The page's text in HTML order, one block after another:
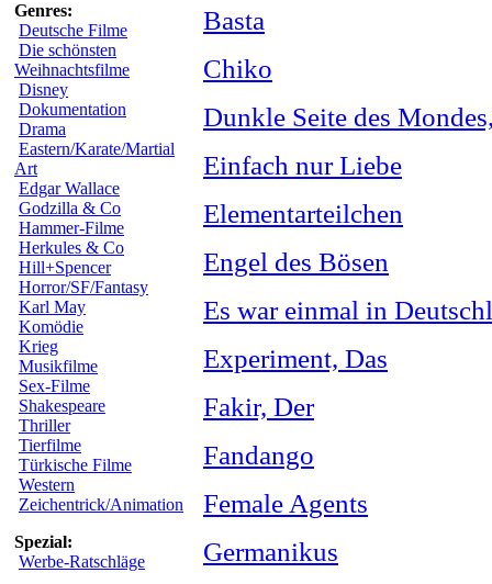
Genres:
Deutsche Filme
Die schönsten
Weihnachtsfilme
Disney
Dokumentation
Drama
Eastern/Karate/Martial
Art
Edgar Wallace
Godzilla & Co
Hammer-Filme
Herkules & Co
Hill+Spencer
Horror/SF/Fantasy
Karl May
Komödie
Krieg
Musikfilme
Sex-Filme
Shakespeare
Thriller
Tierfilme
Türkische Filme
Western
Zeichentrick/Animation
Spezial:
Werbe-Ratschläge
Basta
Chiko
Dunkle Seite des
Einfach nur Liebe
Elementarteilchen
Engel des Bösen
Es war einmal in
Experiment, Das
Fakir, Der
Fandango
Female Agents
Germanikus